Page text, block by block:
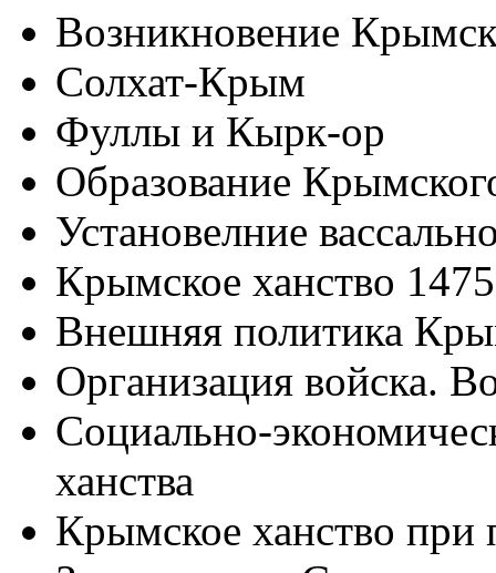
Возникновение
Солхат-Крым
Фуллы и Кырк-ор
Образование
Установелние
Крымское ханство
Внешняя политика
Организация войска.
Социально-
ханства
Крымское ханство